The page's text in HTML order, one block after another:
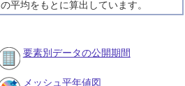
の平均をもとに算出しています。
要素別データの公開期間
メッシュ平年値図